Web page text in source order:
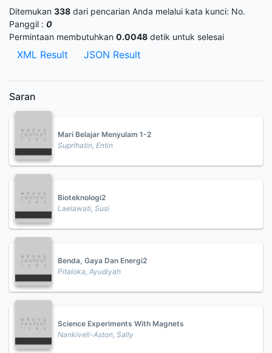
Ditemukan 338 dari pencarian Anda melalui kata kunci: No.
Panggil : 0
Permintaan membutuhkan 0.0048 detik untuk selesai
XML Result JSON Result
Saran
Mari Belajar Menyulam 1-2
Suprihatin, Entin
Bioteknologi2
Laelawati, Susi
Benda, Gaya Dan Energi2
Pitaloka, Ayudiyah
Science Experiments With Magnets
Nankivell-Aston, Sally